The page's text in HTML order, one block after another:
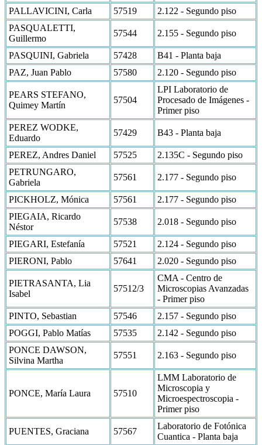
PALLAVICINI, Carla 57519
2.122 - Segundo piso
PASQUALETTI,
Guillermo
57544 2.155 - Segundo piso
PASQUINI, Gabriela 57428
B41 - Planta baja
PAZ, Juan Pablo
57580 2.120 - Segundo piso
PEARS STEFANO,
Quimey Martín
57504
LPI Laboratorio de
Procesado de Imágenes -
Primer piso
PEREZ WODKE,
Eduardo
57429 B43 - Planta baja
PEREZ, Andres Daniel 57525
2.135C - Segundo piso
PETRUNGARO,
Gabriela
57561 2.177 - Segundo piso
PICKHOLZ, Mónica 57561
2.177 - Segundo piso
PIEGAIA, Ricardo
Néstor
57538 2.018 - Segundo piso
PIEGARI, Estefanía 57521
2.124 - Segundo piso
PIERONI, Pablo
57641 2.020 - Segundo piso
PIETRASANTA, Lia
Isabel
57512/3
CMA - Centro de
Microscopias Avanzadas
- Primer piso
PINTO, Sebastian
57546
2.157 - Segundo piso
POGGI, Pablo Matías
57535
2.142 - Segundo piso
PONCE DAWSON,
Silvina Martha
57551 2.163 - Segundo piso
PONCE, María Laura 57510
LMM Laboratorio de
Microscopia y
Microespectroscopia -
Primer piso
PUENTES, Graciana 57567
Laboratorio de Fotónica
Cuantica - Planta baja